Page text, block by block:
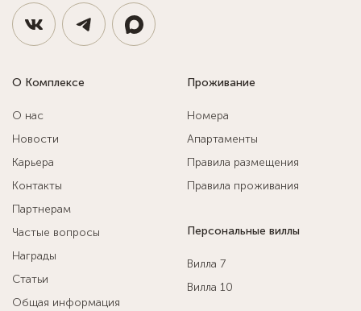
О Комплексе
О нас
Новости
Карьера
Контакты
Партнерам
Частые вопросы
Награды
Статьи
Общая информация
Проживание
Номера
Апартаменты
Правила размещения
Правила проживания
Персональные виллы
Вилла 7
Вилла 10